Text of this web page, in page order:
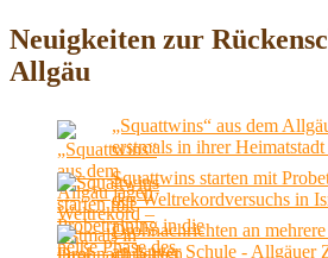
Neuigkeiten zur
Allgäu
„Squattwins“ aus dem
erstmals in ihrer
Squattwins starten mit
des Weltrekordversuchs in
Drohnachrichten an
an Isnyer Schule - Allgäuer